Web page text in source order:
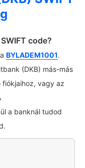
code?
BYLADEM1001.
(DKB) más-más
fiókjaihoz, vagy az
a banknál tudod